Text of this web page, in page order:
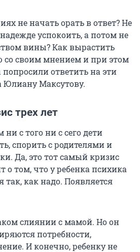
не начать орать в ответ? Не
успокоить, а потом не
вины? Как вырастить
со своим мнением и при этом
ответить на эти
Юлиану Максутову.
трех лет
с того ни с сего дети
спорить с родителями и
Да, это тот самый кризис
о том, что у ребенка психика
так, как надо. Появляется
слиянии с мамой. Но он
потребности,
И конечно, ребенку не